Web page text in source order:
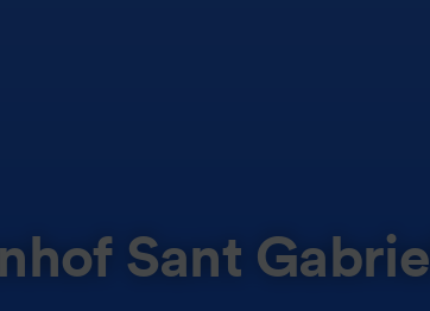
Sant Gabriel